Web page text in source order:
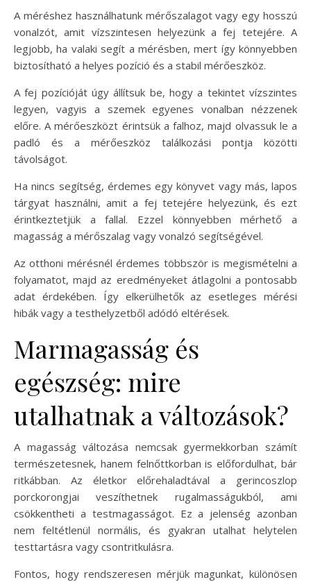
A méréshez használhatunk mérőszalagot vagy egy hosszú
vonalzót, amit vízszintesen helyezünk a fej tetejére. A
legjobb, ha valaki segít a mérésben, mert így könnyebben
biztosítható a helyes pozíció és a stabil mérőeszköz.
A fej pozícióját úgy állítsuk be, hogy a tekintet vízszintes
legyen, vagyis a szemek egyenes vonalban nézzenek
előre. A mérőeszközt érintsük a falhoz, majd olvassuk le a
padló és a mérőeszköz találkozási pontja közötti
távolságot.
Ha nincs segítség, érdemes egy könyvet vagy más, lapos
tárgyat használni, amit a fej tetejére helyezünk, és ezt
érintkeztetjük a fallal. Ezzel könnyebben mérhető a
magasság a mérőszalag vagy vonalzó segítségével.
Az otthoni mérésnél érdemes többször is megismételni a
folyamatot, majd az eredményeket átlagolni a pontosabb
adat érdekében. Így elkerülhetők az esetleges mérési
hibák vagy a testhelyzetből adódó eltérések.
Marmagasság és
egészség: mire
utalhatnak a változások?
A magasság változása nemcsak gyermekkorban számít
természetesnek, hanem felnőttkorban is előfordulhat, bár
ritkábban. Az életkor előrehaladtával a gerincoszlop
porckorongjai veszíthetnek rugalmasságukból, ami
csökkentheti a testmagasságot. Ez a jelenség azonban
nem feltétlenül normális, és gyakran utalhat helytelen
testtartásra vagy csontritkulásra.
Fontos, hogy rendszeresen mérjük magunkat, különösen